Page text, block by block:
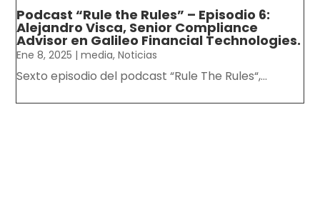
Podcast “Rule the Rules” – Episodio 6:
Alejandro Visca, Senior Compliance
Advisor en Galileo Financial Technologies.
Ene 8, 2025 |media,Noticias
Sexto episodio del podcast “Rule The Rules“,...